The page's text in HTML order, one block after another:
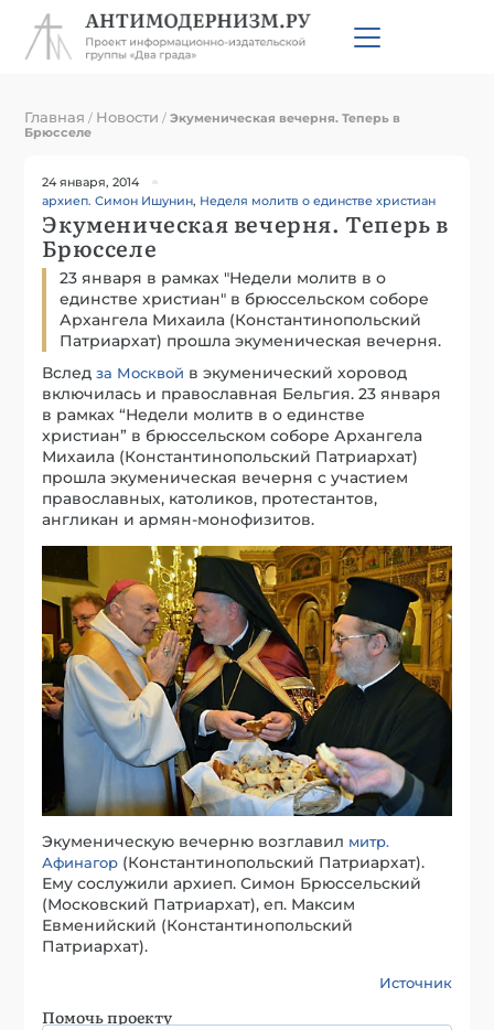
Главная / Новости /Экуменическая вечерня. Теперь в
Брюсселе
24 января, 2014
архиеп. Симон Ишунин, Неделя молитв о единстве христиан
Экуменическая вечерня. Теперь в
Брюсселе
23 января в рамках "Недели молитв в о
единстве христиан" в брюссельском соборе
Архангела Михаила (Константинопольский
Патриархат) прошла экуменическая вечерня.
Вследза Москвой в экуменический хоровод
включилась и православная Бельгия. 23 января
в рамках “Недели молитв в о единстве
христиан” в брюссельском соборе Архангела
Михаила (Константинопольский Патриархат)
прошла экуменическая вечерня с участием
православных, католиков, протестантов,
англикан и армян-монофизитов.
Экуменическую вечерню возглавил митр.
Афинагор (Константинопольский Патриархат).
Ему сослужили архиеп. Симон Брюссельский
(Московский Патриархат), еп. Максим
Евменийский (Константинопольский
Патриархат).
Источник
Помочь проекту